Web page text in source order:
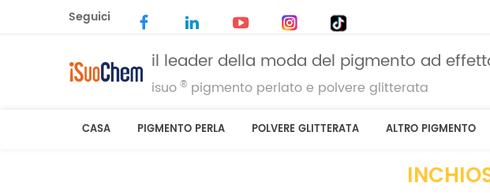
Seguici
il leader della moda del pigmento ad
isuo ® pigmento perlato e polvere glitterata
CASA PIGMENTO PERLA POLVERE GLITTERATA ALTRO PIGMENTO